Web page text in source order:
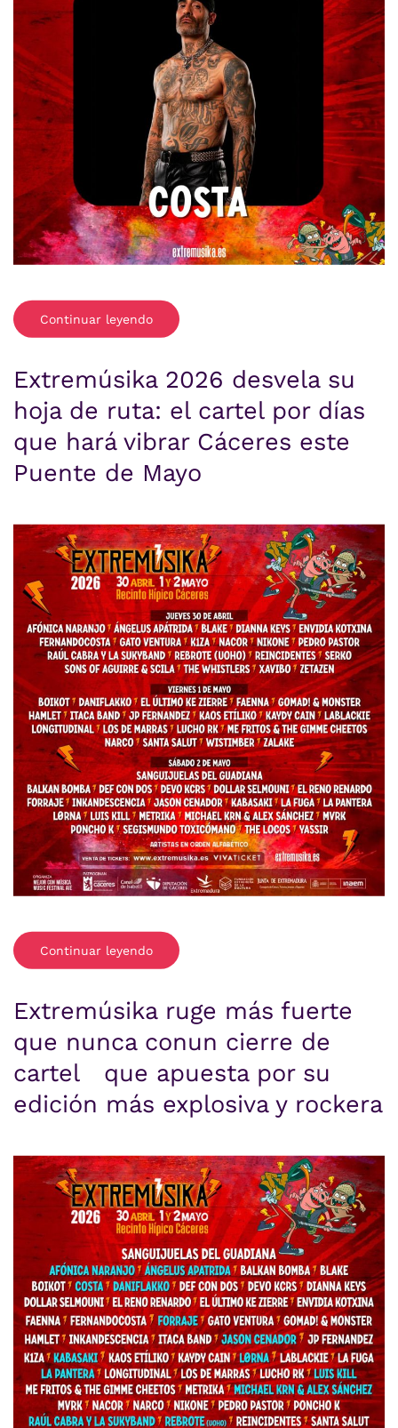
Continuar leyendo
Extremúsika 2026 desvela su
hoja de ruta: el cartel por días
que hará vibrar Cáceres este
Puente de Mayo
Continuar leyendo
Extremúsika ruge más fuerte
que nunca conun cierre de
cartel que apuesta por su
edición más explosiva y rockera